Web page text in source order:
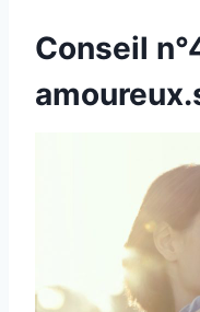
Conseil